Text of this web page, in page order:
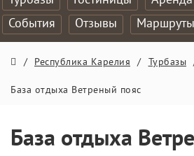
События
Отзывы Маршруты
/ Республика Карелия / Турбазы
База отдыха Ветреный пояс
База отдыха